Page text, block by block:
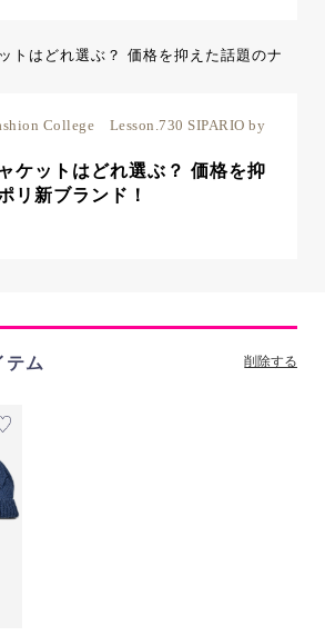
College Lesson.730 SIPARIO by
ケットはどれ選ぶ？ 価格を抑
リ新ブランド！
テム 削除する